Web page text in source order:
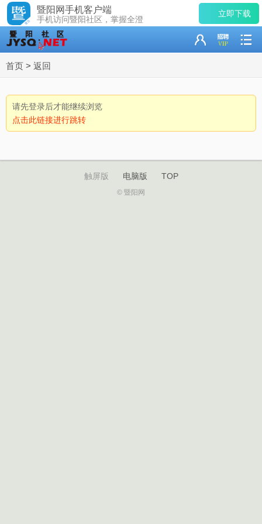
暨阳网手机客户端
手机访问暨阳社区，掌握全澄
立即下载
首页 > 返回
请先登录后才能继续浏览
点击此链接进行跳转
触屏版 电脑版 TOP
© 暨阳网